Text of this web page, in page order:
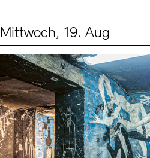
Mittwoch, 19. Aug